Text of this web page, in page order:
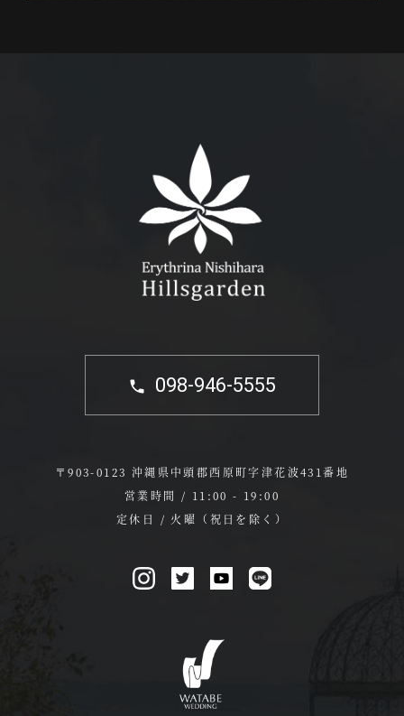
098-946-5555
〒903-0123 沖縄県中頭郡西原町字津花波431番地
営業時間 / 11:00 - 19:00
定休日 / 火曜（祝日を除く）